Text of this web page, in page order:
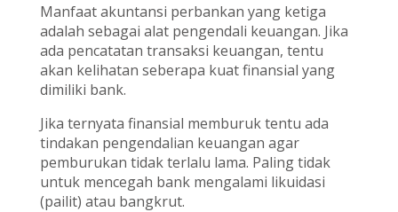
Manfaat akuntansi perbankan yang ketiga
adalah sebagai alat pengendali keuangan. Jika
ada pencatatan transaksi keuangan, tentu
akan kelihatan seberapa kuat finansial yang
dimiliki bank.
Jika ternyata finansial memburuk tentu ada
tindakan pengendalian keuangan agar
pemburukan tidak terlalu lama. Paling tidak
untuk mencegah bank mengalami likuidasi
(pailit) atau bangkrut.